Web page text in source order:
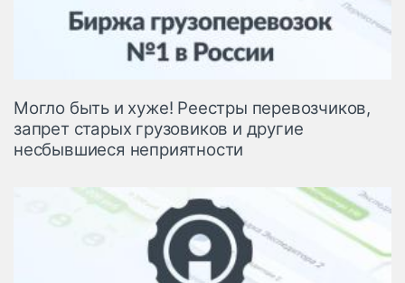
Могло быть и хуже! Реестры перевозчиков,
запрет старых грузовиков и другие
несбывшиеся неприятности